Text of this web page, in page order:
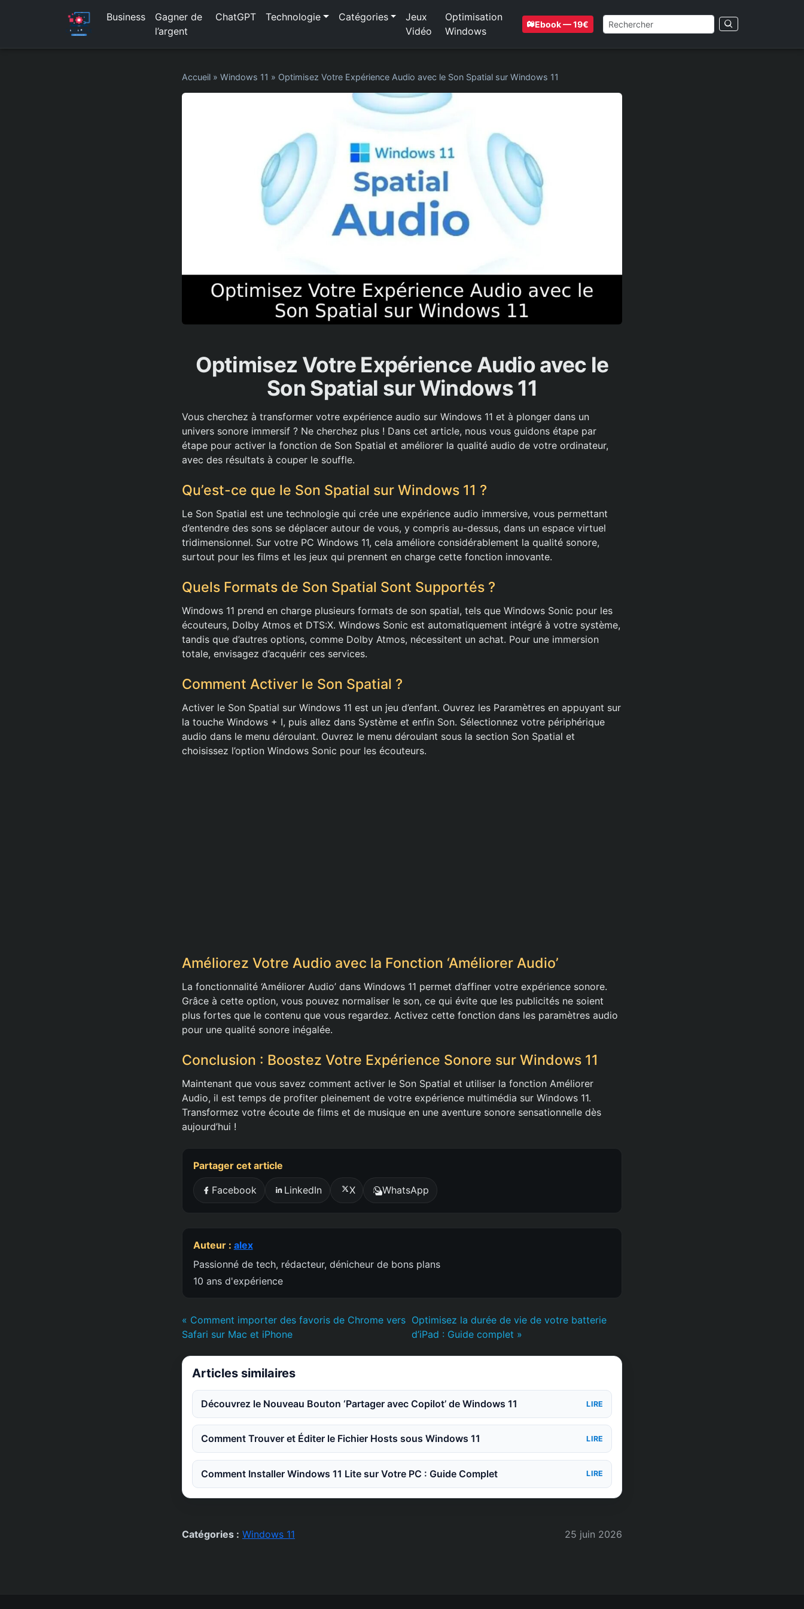
Business
Gagner de
l’argent
ChatGPT Technologie Catégories
Jeux
Vidéo
Optimisation
Windows
Ebook — 19€
Accueil » Windows 11 » Optimisez Votre Expérience Audio avec le Son Spatial sur Windows 11
Optimisez Votre Expérience Audio avec le
Son Spatial sur Windows 11
Vous cherchez à transformer votre expérience audio sur Windows 11 et à plonger dans un
univers sonore immersif ? Ne cherchez plus ! Dans cet article, nous vous guidons étape par
étape pour activer la fonction de Son Spatial et améliorer la qualité audio de votre ordinateur,
avec des résultats à couper le souffle.
Qu’est-ce que le Son Spatial sur Windows 11 ?
Le Son Spatial est une technologie qui crée une expérience audio immersive, vous permettant
d’entendre des sons se déplacer autour de vous, y compris au-dessus, dans un espace virtuel
tridimensionnel. Sur votre PC Windows 11, cela améliore considérablement la qualité sonore,
surtout pour les films et les jeux qui prennent en charge cette fonction innovante.
Quels Formats de Son Spatial Sont Supportés ?
Windows 11 prend en charge plusieurs formats de son spatial, tels que Windows Sonic pour les
écouteurs, Dolby Atmos et DTS:X. Windows Sonic est automatiquement intégré à votre système,
tandis que d’autres options, comme Dolby Atmos, nécessitent un achat. Pour une immersion
totale, envisagez d’acquérir ces services.
Comment Activer le Son Spatial ?
Activer le Son Spatial sur Windows 11 est un jeu d’enfant. Ouvrez les Paramètres en appuyant sur
la touche Windows + I, puis allez dans Système et enfin Son. Sélectionnez votre périphérique
audio dans le menu déroulant. Ouvrez le menu déroulant sous la section Son Spatial et
choisissez l’option Windows Sonic pour les écouteurs.
Améliorez Votre Audio avec la Fonction ‘Améliorer Audio’
La fonctionnalité ‘Améliorer Audio’ dans Windows 11 permet d’affiner votre expérience sonore.
Grâce à cette option, vous pouvez normaliser le son, ce qui évite que les publicités ne soient
plus fortes que le contenu que vous regardez. Activez cette fonction dans les paramètres audio
pour une qualité sonore inégalée.
Conclusion : Boostez Votre Expérience Sonore sur Windows 11
Maintenant que vous savez comment activer le Son Spatial et utiliser la fonction Améliorer
Audio, il est temps de profiter pleinement de votre expérience multimédia sur Windows 11.
Transformez votre écoute de films et de musique en une aventure sonore sensationnelle dès
aujourd’hui !
Partager cet article
Facebook LinkedIn X WhatsApp
Auteur : alex
Passionné de tech, rédacteur, dénicheur de bons plans
10 ans d'expérience
« Comment importer des favoris de Chrome vers
Safari sur Mac et iPhone
Optimisez la durée de vie de votre batterie
d’iPad : Guide complet »
Articles similaires
Découvrez le Nouveau Bouton ‘Partager avec Copilot’ de Windows 11 LIRE
Comment Trouver et Éditer le Fichier Hosts sous Windows 11 LIRE
Comment Installer Windows 11 Lite sur Votre PC : Guide Complet LIRE
Catégories : Windows 11 25 juin 2026